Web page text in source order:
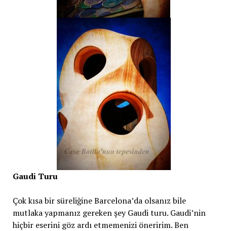
Gaudi Turu
Çok kısa bir süreliğine Barcelona’da olsanız bile
mutlaka yapmanız gereken şey Gaudi turu. Gaudi’nin
hiçbir eserini göz ardı etmemenizi öneririm. Ben